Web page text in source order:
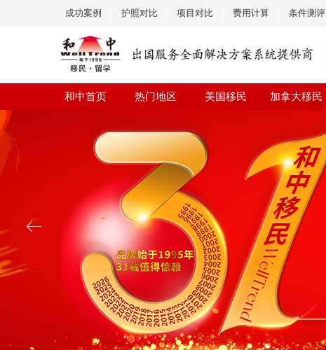
成功案例 护照对比 项目对比 费用计算 条件测评
和中首页 热门地区 美国移民 加拿大移民
ꂃ